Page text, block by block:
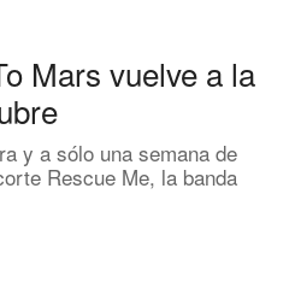
Mars vuelve a la
y a sólo una semana de
Rescue Me, la banda